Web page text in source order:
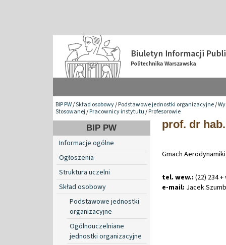
BIP PW/Skład osobowy/Podstawowe jednostki organizacyjne/
Stosowanej/Pracownicy instytutu/Profesorowie
BIP PW
Informacje ogólne
Ogłoszenia
Struktura uczelni
Skład osobowy
Podstawowe jednostki
organizacyjne
Ogólnouczelniane
jednostki organizacyjne
prof. dr
Gmach
tel. wew.: (22) 234
e-mail: Jacek.